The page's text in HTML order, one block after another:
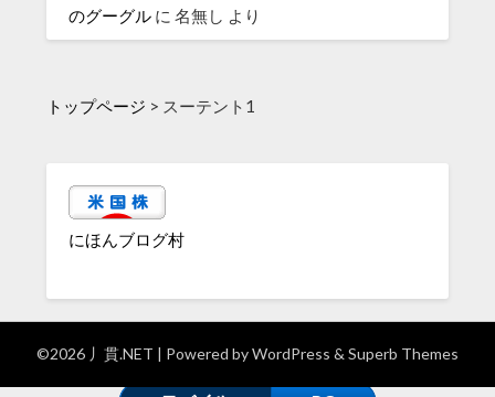
のグーグル に名無し より
トップページ > スーテント1
にほんブログ村
©2026 丿貫.NET | Powered byWordPress & Superb Themes